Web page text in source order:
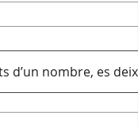
d’un nombre, es